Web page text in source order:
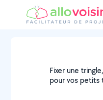
Fixer une
pour vos petits